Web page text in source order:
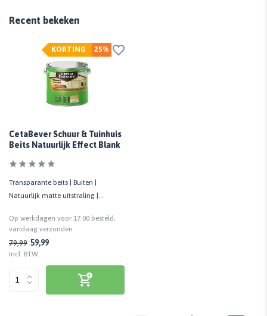
Recent bekeken
25%
KORTING
CetaBever Schuur & Tuinhuis
Beits Natuurlijk Effect Blank
Transparante beits | Buiten |
Natuurlijk matte uitstraling |
Op werkdagen voor 17:00 besteld,
vandaag verzonden
79,99 59,99
Incl. BTW